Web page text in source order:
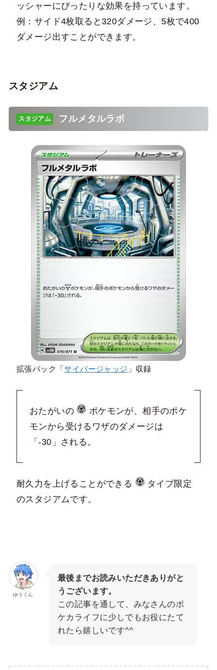
ッシャーにぴったりな効果を持っています。
例：サイド4枚取ると320ダメージ、5枚で400
ダメージ出すことができます。
スタジアム
フルメタルラボ
拡張パック「サイバージャッジ 」収録
おたがいの
ポケモンが、相手のポケ
モンから受けるワザのダメージは
「-30」される。
耐久力を上げることができる
タイプ限定
のスタジアムです。
ゆうくん
最後までお読みいただきありがと
うございます。
この記事を通して、みなさんのポ
ケカライフに少しでもお役にたて
れたら嬉しいです^^